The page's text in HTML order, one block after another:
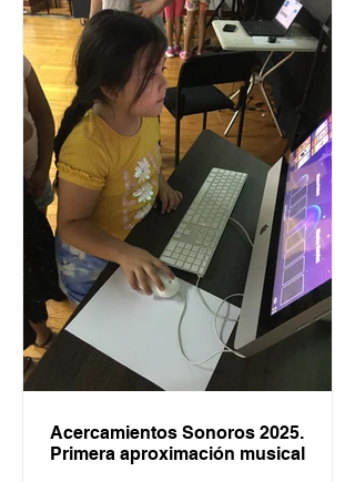
Acercamientos Sonoros 2025.
Primera aproximación musical